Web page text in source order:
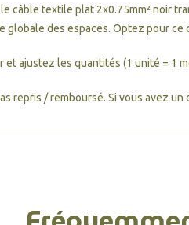
câble textile plat 2x0.75mm² noir
globale des espaces. Optez pour ce
ajustez les quantités (1 unité = 1
repris / remboursé. Si vous avez